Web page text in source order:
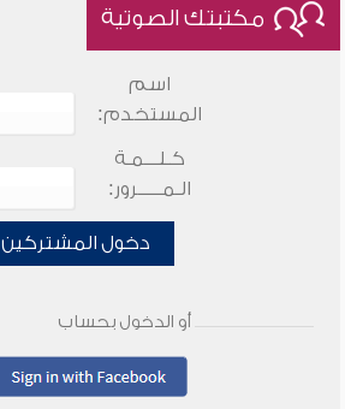
مكتبتك الصوتية
اسم
المستخدم:
كـلـــمـة
الـمـــــرور:
دخول المشتركين
أو الدخول بحساب